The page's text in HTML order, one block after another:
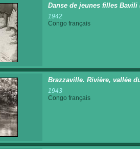
Danse de jeunes filles
1942
Congo français
Brazzaville. Rivière, vallée
1943
Congo français